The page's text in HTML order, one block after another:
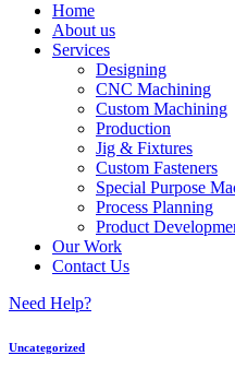
Home
About us
Services
Designing
CNC Machining
Custom Machining
Production
Jig & Fixtures
Custom Fasteners
Special Purpose
Process Planning
Product
Our Work
Contact Us
Need Help?
Uncategorized